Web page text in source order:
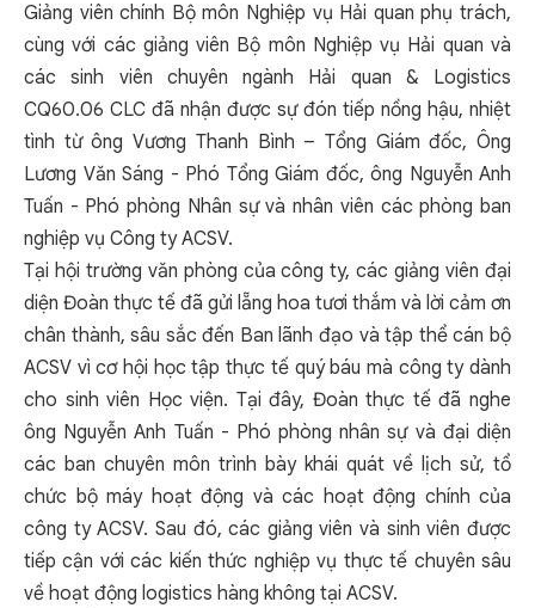
Giảng viên chính Bộ môn Nghiệp vụ Hải quan phụ trách,
cùng với các giảng viên Bộ môn Nghiệp vụ Hải quan và
các sinh viên chuyên ngành Hải quan & Logistics
CQ60.06 CLC đã nhận được sự đón tiếp nồng hậu, nhiệt
tình từ ông Vương Thanh Bình – Tổng Giám đốc, Ông
Lương Văn Sáng - Phó Tổng Giám đốc, ông Nguyễn Anh
Tuấn - Phó phòng Nhân sự và nhân viên các phòng ban
nghiệp vụ Công ty ACSV.
Tại hội trường văn phòng của công ty, các giảng viên đại
diện Đoàn thực tế đã gửi lẵng hoa tươi thắm và lời cảm ơn
chân thành, sâu sắc đến Ban lãnh đạo và tập thể cán bộ
ACSV vì cơ hội học tập thực tế quý báu mà công ty dành
cho sinh viên Học viện. Tại đây, Đoàn thực tế đã nghe
ông Nguyễn Anh Tuấn - Phó phòng nhân sự và đại diện
các ban chuyên môn trình bày khái quát về lịch sử, tổ
chức bộ máy hoạt động và các hoạt động chính của
công ty ACSV. Sau đó, các giảng viên và sinh viên được
tiếp cận với các kiến thức nghiệp vụ thực tế chuyên sâu
về hoạt động logistics hàng không tại ACSV.